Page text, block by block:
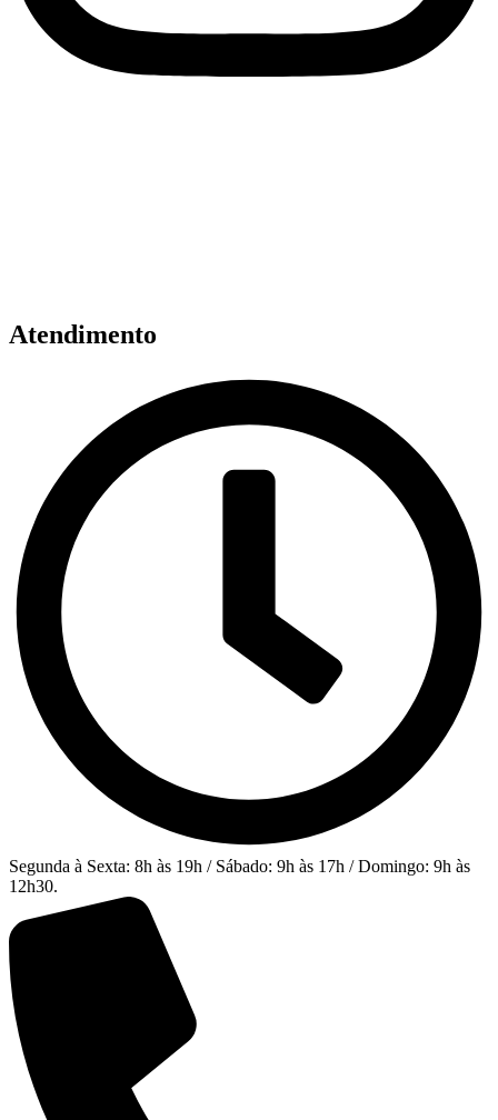
Atendimento
Segunda à Sexta: 8h às 19h / Sábado: 9h às 17h / Domingo: 9h às
12h30.